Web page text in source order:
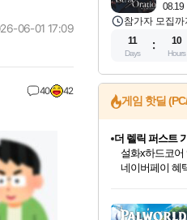
40 42
06-01 17:09
08.19
참가자 모집
11
Days
10
Hours
게임 핫딜
최대 90% 할인
네이버혜택과
50%할인&추가
네이버 포인트
이니&베니 혜
네이버 혜택가
할인&네이버혜
더 렐릭 퍼스트
설화x하드코어
네이버페이 혜
40주년 프로모
할인가에 만나
일부 에디션 상
혜택으로 예약
편안하게 충전